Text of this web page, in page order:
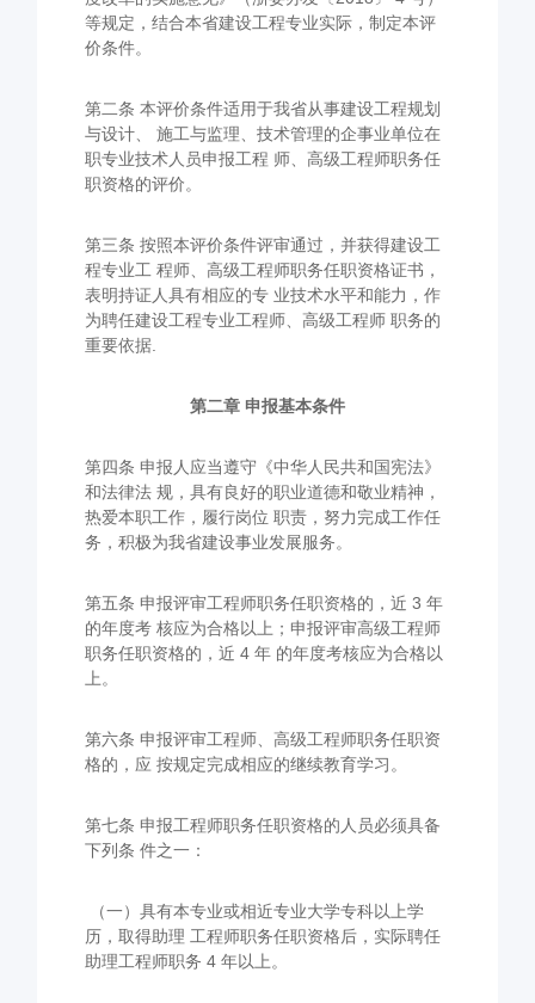
等规定，结合本省建设工程专业实际，制定本评
价条件。
第二条 本评价条件适用于我省从事建设工程规划
与设计、 施工与监理、技术管理的企事业单位在
职专业技术人员申报工程 师、高级工程师职务任
职资格的评价。
第三条 按照本评价条件评审通过，并获得建设工
程专业工 程师、高级工程师职务任职资格证书，
表明持证人具有相应的专 业技术水平和能力，作
为聘任建设工程专业工程师、高级工程师 职务的
重要依据.
第二章 申报基本条件
第四条 申报人应当遵守《中华人民共和国宪法》
和法律法 规，具有良好的职业道德和敬业精神，
热爱本职工作，履行岗位 职责，努力完成工作任
务，积极为我省建设事业发展服务。
第五条 申报评审工程师职务任职资格的，近 3 年
的年度考 核应为合格以上；申报评审高级工程师
职务任职资格的，近 4 年 的年度考核应为合格以
上。
第六条 申报评审工程师、高级工程师职务任职资
格的，应 按规定完成相应的继续教育学习。
第七条 申报工程师职务任职资格的人员必须具备
下列条 件之一：
（一）具有本专业或相近专业大学专科以上学
历，取得助理 工程师职务任职资格后，实际聘任
助理工程师职务 4 年以上。